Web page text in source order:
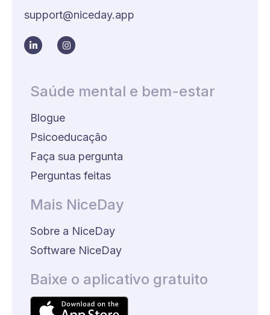
support@niceday.app
Saúde mental e bem-estar
Blogue
Psicoeducação
Faça sua pergunta
Perguntas feitas
Mais NiceDay
Sobre a NiceDay
Software NiceDay
Baixe o aplicativo gratuito